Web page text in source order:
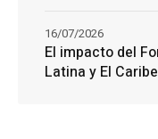
El impacto del
Latina y El Caribe
16/07/2026